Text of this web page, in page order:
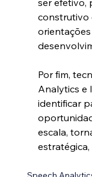
ser efetivo,
construtivo
Por fim,
Analytics e
identificar
escala,